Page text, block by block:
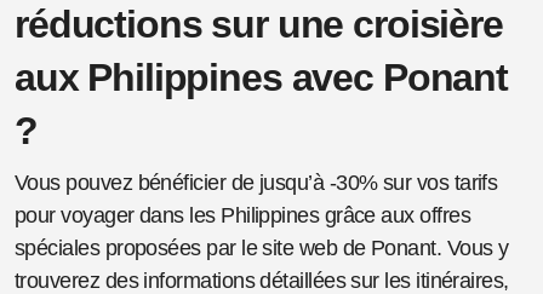
réductions sur une croisière
aux Philippines avec Ponant
?
Vous pouvez bénéficier de jusqu’à -30% sur vos tarifs
pour voyager dans les Philippines grâce aux offres
spéciales proposées par le site web de Ponant. Vous y
trouverez des informations détaillées sur les itinéraires,